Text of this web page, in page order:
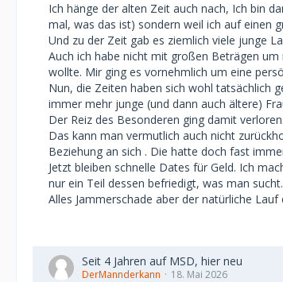
Aber mir bedeutet das Sd viel, da ich
nicht Buch, so tolle wunderbare Frauen
und die suche wird immer schwieriger
sehr weh.
Du hast recht mit Respekt und
ich eben keine große Unterstützung in
anderweitig aber immer so das man
Frauen bei denen das Geld im Fokus
kennenlernen mit bekommen, wenn
Während die, die das gut finden dann
Dazu nochmal, ich verurteile
sie sind da.
Und ich finde es ist bedenklich wenn in
Ich hänge der alten Zeit auch nach, Ich bin
mal, was das ist) sondern weil ich auf einen
Und zu der Zeit gab es ziemlich viele junge
Auch ich habe nicht mit großen Beträgen
wollte. Mir ging es vornehmlich um eine
Nun, die Zeiten haben sich wohl tatsächlich
immer mehr junge (und dann auch ältere)
Der Reiz des Besonderen ging damit
Das kann man vermutlich auch nicht
Beziehung an sich . Die hatte doch fast
Jetzt bleiben schnelle Dates für Geld. Ich
nur ein Teil dessen befriedigt, was man sucht.
Alles Jammerschade aber der natürliche
Seit 4 Jahren auf MSD, hier neu
DerMannderkann 18. Mai 2026